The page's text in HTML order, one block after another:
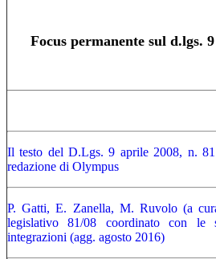
Focus permanente sul d.lgs.
Il testo del D.Lgs. 9 aprile 2008, n. 81
redazione di Olympus
P. Gatti, E. Zanella, M. Ruvolo (a
legislativo 81/08 coordinato con le
integrazioni (agg. agosto 2016)